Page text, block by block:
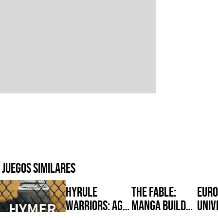
Juegos similares
Hyrule
Warriors: Age
The Fable:
Manga Build